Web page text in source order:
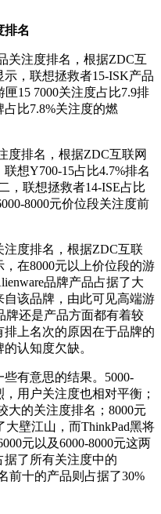
排名
关注度排名，根据ZDC互
，联想拯救者15-ISK产品
15 7000关注度占比7.9排
比7.8%关注度的燃
度排名，根据ZDC互联网
想Y700-15占比4.7%排名
，联想拯救者14-ISE占比
8000元价位段关注度前
注度排名，根据ZDC互联
在8000元以上价位段的游
品牌产品占据了大
该品牌，由此可见高端游
牌还是产品方面都有着较
上名次的原因在于品牌的
认知度欠缺。
有意思的结果。5000-
用户关注度也相对平衡；
大的关注度排名；8000元
大壁江山，而ThinkPad黑将
元以及6000-8000元这两
了所有关注度中的
前十的产品则占据了30%